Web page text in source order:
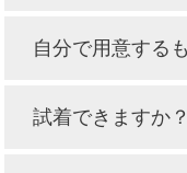
自分で用意する
試着できますか？